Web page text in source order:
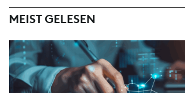
MEIST GELESEN